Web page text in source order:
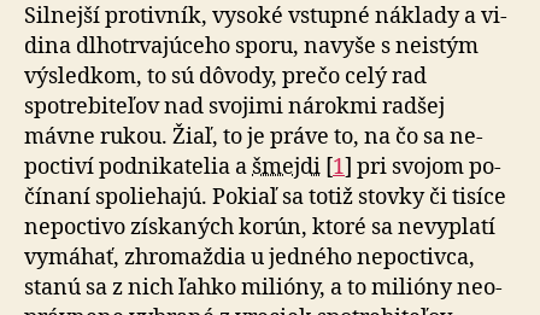
Silnejší protivník, vysoké vstupné náklady a vi­
di­na dlho­trva­júceho sporu, na­vyše s neistým
výsledkom, to sú dô­vo­dy, prečo celý rad
spotrebi­teľov nad svojimi nárokmi radšej
mávne rukou. Žiaľ, to je práve to, na čo sa ne­
poc­tiví pod­ni­ka­telia a šmejdi [1] pri svo­jom po­
čí­naní spo­lie­hajú. Pokiaľ sa totiž stovky či tisíce
ne­poc­tivo získaných korún, ktoré sa ne­vyplatí
vy­má­hať, zhromaždia u jed­ného ne­poctivca,
stanú sa z nich ľahko milióny, a to milióny ne­o­